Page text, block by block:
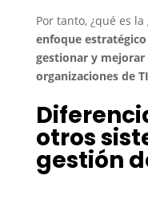
Por tanto, ¿qué es
enfoque
gestionar y
organizaciones de
otros
gestión